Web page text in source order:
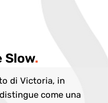
Slow.
di Victoria, in
come una